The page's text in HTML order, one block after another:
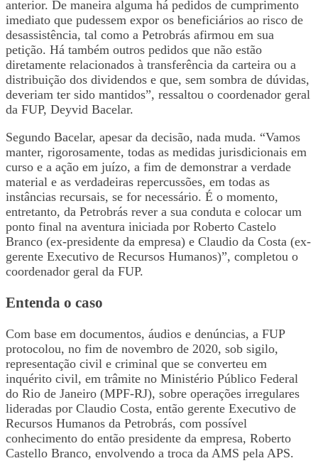
anterior. De maneira alguma há pedidos de cumprimento
imediato que pudessem expor os beneficiários ao risco de
desassistência, tal como a Petrobrás afirmou em sua
petição. Há também outros pedidos que não estão
diretamente relacionados à transferência da carteira ou a
distribuição dos dividendos e que, sem sombra de dúvidas,
deveriam ter sido mantidos”, ressaltou o coordenador geral
da FUP, Deyvid Bacelar.
Segundo Bacelar, apesar da decisão, nada muda. “Vamos
manter, rigorosamente, todas as medidas jurisdicionais em
curso e a ação em juízo, a fim de demonstrar a verdade
material e as verdadeiras repercussões, em todas as
instâncias recursais, se for necessário. É o momento,
entretanto, da Petrobrás rever a sua conduta e colocar um
ponto final na aventura iniciada por Roberto Castelo
Branco (ex-presidente da empresa) e Claudio da Costa (ex-
gerente Executivo de Recursos Humanos)”, completou o
coordenador geral da FUP.
Entenda o caso
Com base em documentos, áudios e denúncias, a FUP
protocolou, no fim de novembro de 2020, sob sigilo,
representação civil e criminal que se converteu em
inquérito civil, em trâmite no Ministério Público Federal
do Rio de Janeiro (MPF-RJ), sobre operações irregulares
lideradas por Claudio Costa, então gerente Executivo de
Recursos Humanos da Petrobrás, com possível
conhecimento do então presidente da empresa, Roberto
Castello Branco, envolvendo a troca da AMS pela APS.